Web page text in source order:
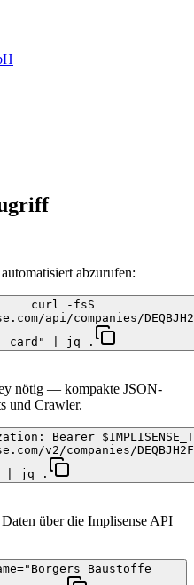
abzurufen:
curl -fsS
api/companies/
card" | jq .
nötig — kompakte JSON-
und Crawler.
Bearer
v2/companies/
| jq .
über die Implisense API
Baustoffe